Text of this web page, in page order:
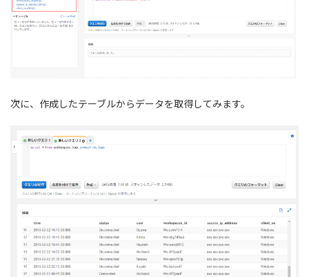
次に、作成したテーブルからデータを取得してみます。